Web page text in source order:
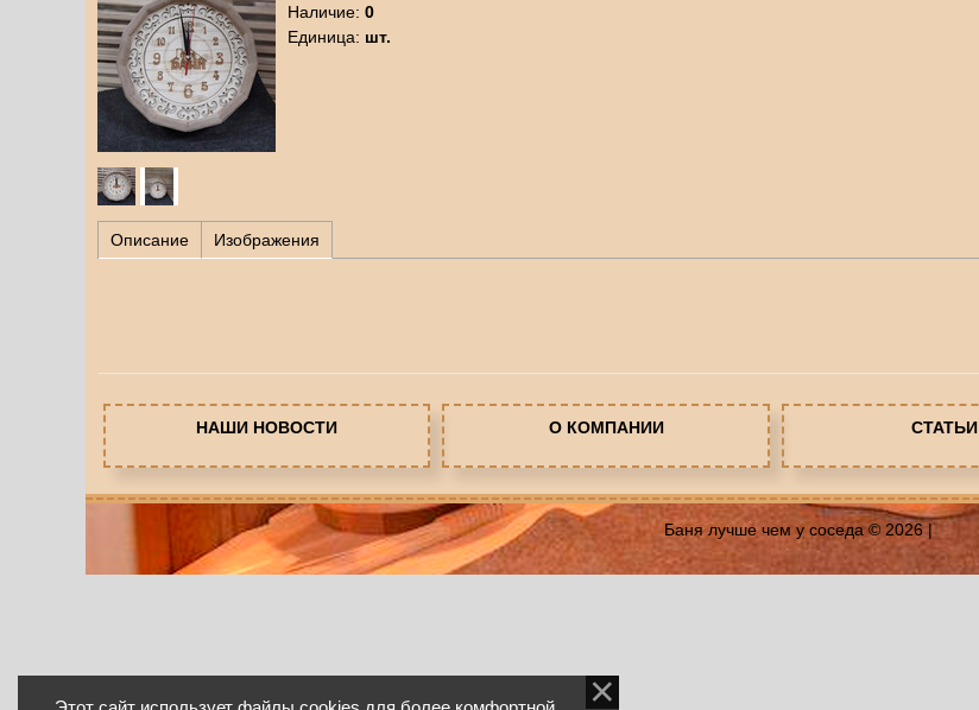
Наличие: 0
Единица: шт.
Описание Изображения
НАШИ НОВОСТИ О КОМПАНИИ СТАТЬИ
Баня лучше чем у соседа © 2026 |